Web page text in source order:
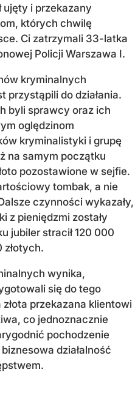
ujęty i przekazany
których chwilę
Ci zatrzymali 33-latka
Policji Warszawa I.
kryminalnych
przystąpili do działania.
byli sprawcy oraz ich
oględzinom
kryminalistyki i grupę
na samym początku
pozostawione w sejfie.
tombak, a nie
czynności wykazały,
z pieniędzmi zostały
jubiler stracił 120 000
złotych.
wynika,
się do tego
przekazana klientowi
co jednoznacznie
pochodzenie
działalność